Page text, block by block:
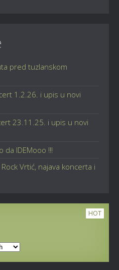
pred tuzlanskom
1.2.26. i upis u novi
23.11.25. i upis u novi
da IDEMooo !!!
Vrtić, najava koncerta i
HOT